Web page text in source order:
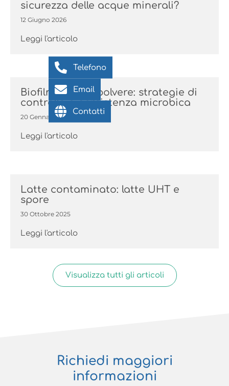
sicurezza delle acque minerali?
12 Giugno 2026
Leggi l'articolo
Biofilm latte in polvere: strategie di
controllo e persistenza microbica
20 Gennaio 2026
Leggi l'articolo
Latte contaminato: latte UHT e
spore
30 Ottobre 2025
Leggi l'articolo
Visualizza tutti gli articoli
Richiedi maggiori
informazioni
Telefono
Email
Contatti